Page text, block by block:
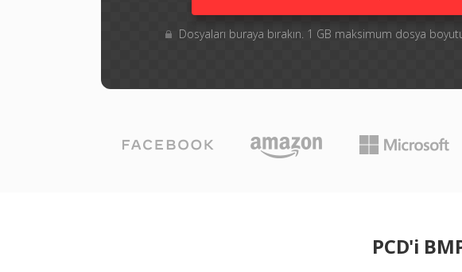
Dosyaları buraya bırakın. 1 GB maksimum dosya
PCD'i